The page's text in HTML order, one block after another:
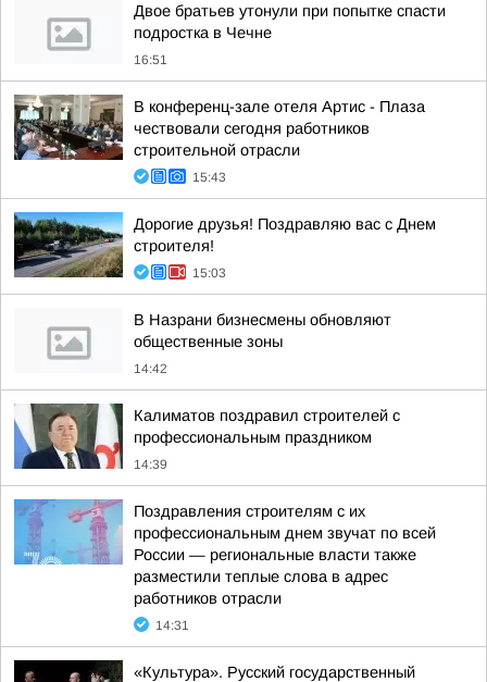
Двое братьев утонули при попытке спасти
подростка в Чечне
16:51
В конференц-зале отеля Артис - Плаза
чествовали сегодня работников
строительной отрасли
15:43
Дорогие друзья! Поздравляю вас с Днем
строителя!
15:03
В Назрани бизнесмены обновляют
общественные зоны
14:42
Калиматов поздравил строителей с
профессиональным праздником
14:39
Поздравления строителям с их
профессиональным днем звучат по всей
России — региональные власти также
разместили теплые слова в адрес
работников отрасли
14:31
«Культура». Русский государственный